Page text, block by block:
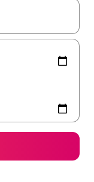
pregledati